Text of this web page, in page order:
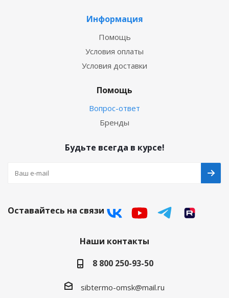
Информация
Помощь
Условия оплаты
Условия доставки
Помощь
Вопрос-ответ
Бренды
Будьте всегда в курсе!
Оставайтесь на связи
Наши контакты
8 800 250-93-50
sibtermo-omsk@mail.ru